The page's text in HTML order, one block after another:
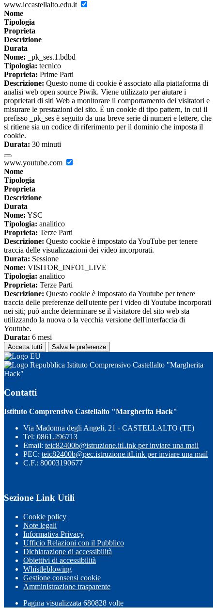
www.iccastellalto.edu.it
Nome
Tipologia
Proprieta
Descrizione
Durata
Nome: _pk_ses.1.bdbd
Tipologia: tecnico
Proprieta: Prime Parti
Descrizione: Questo nome di cookie è associato alla piattaforma di
analisi web open source Piwik. Viene utilizzato per aiutare i
proprietari di siti Web a monitorare il comportamento dei visitatori e
misurare le prestazioni del sito. È un cookie di tipo pattern, in cui il
prefisso _pk_ses è seguito da una breve serie di numeri e lettere, che
si ritiene sia un codice di riferimento per il dominio che imposta il
cookie.
Durata: 30 minuti
www.youtube.com
Nome
Tipologia
Proprieta
Descrizione
Durata
Nome: YSC
Tipologia: analitico
Proprieta: Terze Parti
Descrizione: Questo cookie è impostato da YouTube per tenere
traccia delle visualizzazioni dei video incorporati.
Durata: Sessione
Nome: VISITOR_INFO1_LIVE
Tipologia: analitico
Proprieta: Terze Parti
Descrizione: Questo cookie è impostato da Youtube per tenere
traccia delle preferenze dell'utente per i video di Youtube incorporati
nei siti; può anche determinare se il visitatore del sito web sta
utilizzando la nuova o la vecchia versione dell'interfaccia di
Youtube.
Durata: 6 mesi
Accetta tutti Salva le preferenze
Istituto Comprensivo Castellalto "Margherita
Hack"
Contatti
Istituto Comprensivo Castellalto "Margherita Hack"
Via Madonna degli Angeli, 21 - CASTELLALTO (TE)
Tel: 0861.296713
Email: teic82400b@istruzione.itLink per inviare una mail
PEC: teic82400b@pec.istruzione.itLink per inviare una mail
C.F.: 80003190677
Sezione Link Utili
Cookie policy
Note legali
Informativa Privacy
Ufficio Relazioni con il Pubblico
Dichiarazione di accessibilità
Obiettivi di accessibilità
Whistleblowing
Gestione consensi cookie
Amministrazione trasparente
Pagina visualizzata 680828 volte